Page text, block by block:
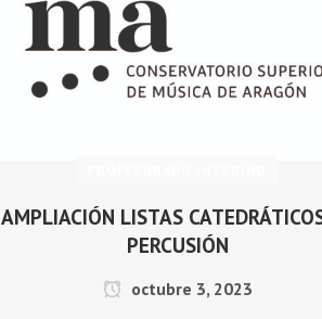
AMPLIACIÓN LISTAS
PERCUSIÓN
octubre 3, 2023